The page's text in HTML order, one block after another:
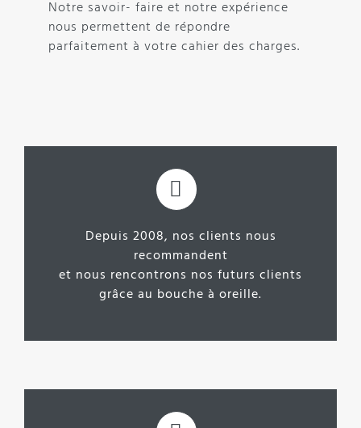
Notre savoir- faire et notre expérience
nous permettent de répondre
parfaitement à votre cahier des charges.
Depuis 2008, nos clients nous
recommandent
et nous rencontrons nos futurs clients
grâce au bouche à oreille.